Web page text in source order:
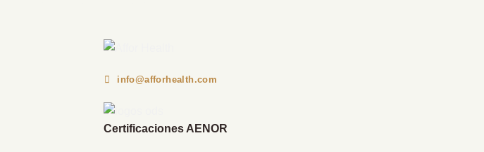
info@afforhealth.com
Certificaciones AENOR